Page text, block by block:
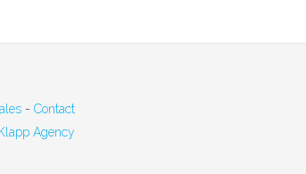
- Contact
Klapp Agency